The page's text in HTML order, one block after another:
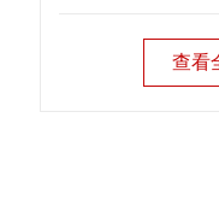
查看